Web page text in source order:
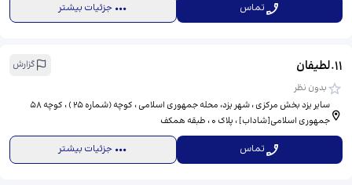
تماس جزئیات بیشتر
11
.لطیفان
گزارش
بدون نظر
سایر یزد بخش مرکزی ، شهر یزد، محله جمهوری اسلامی ، کوچه (شماره 25 ) ، کوچه 58
جمهوری اسلامی[شاداب] ، پلاک 0 ، طبقه همکف
تماس جزئیات بیشتر